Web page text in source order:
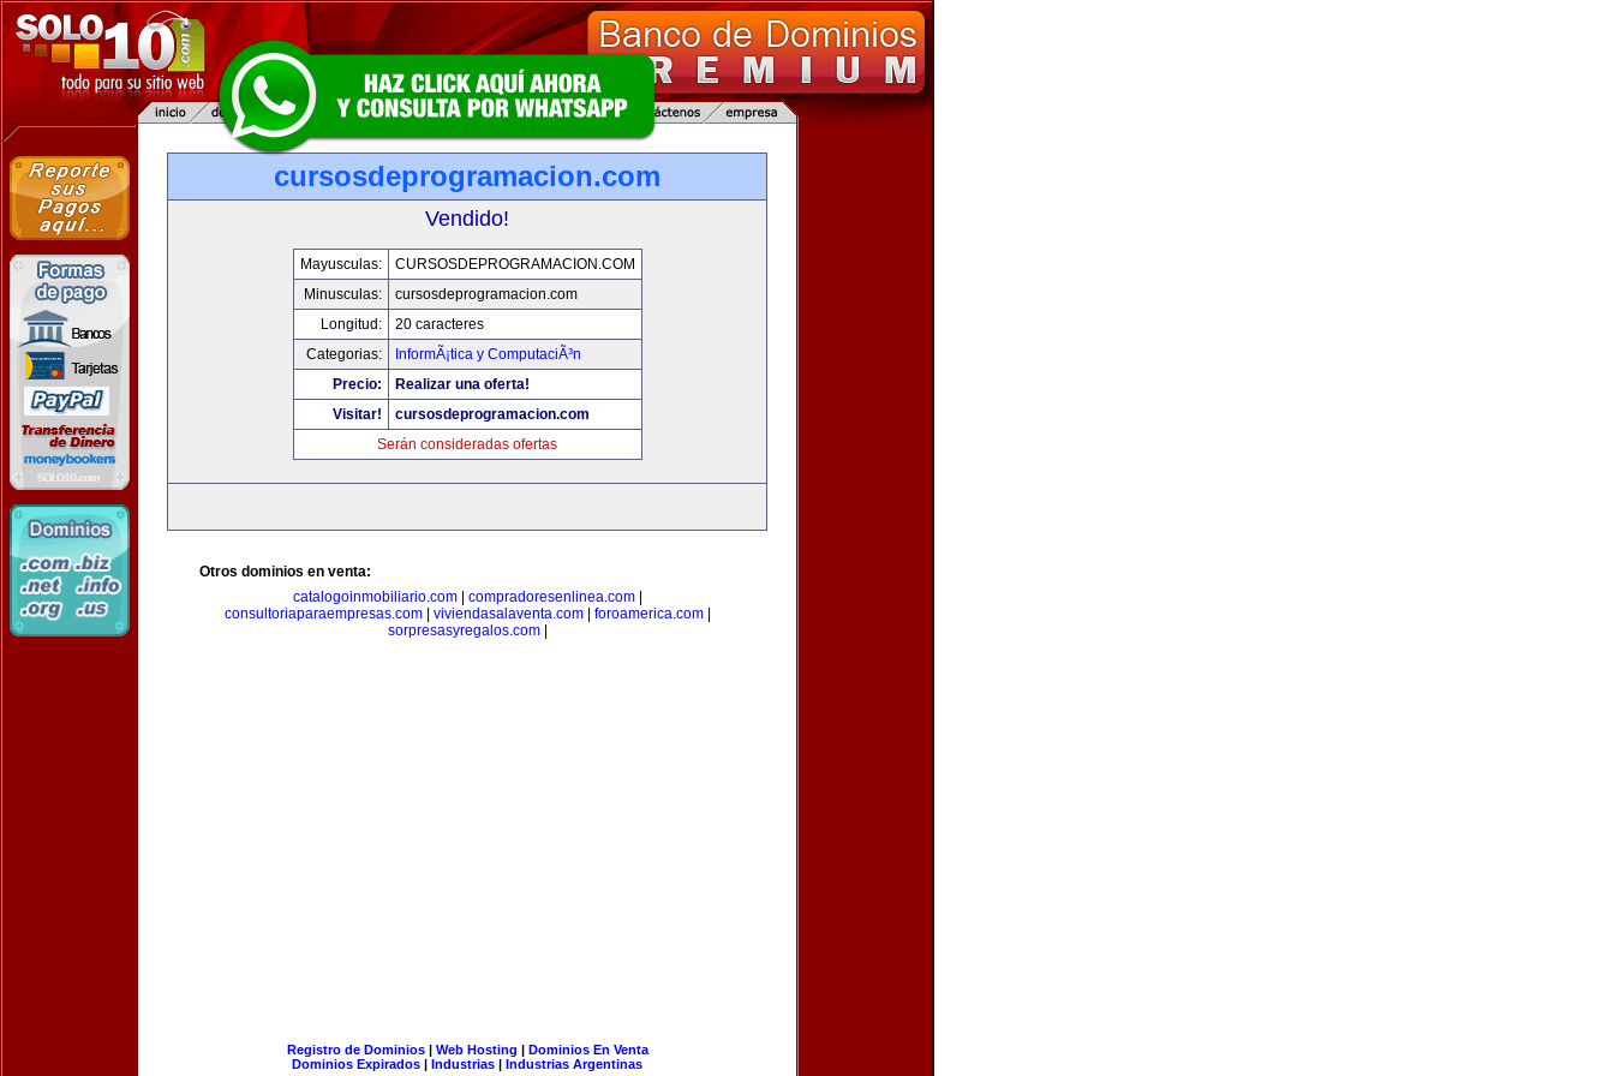
cursosdeprogramacion.com
Vendido!
Mayusculas:
CURSOSDEPROGRAMACION.COM
Minusculas:
cursosdeprogramacion.com
Longitud:
20 caracteres
Categorias:
InformÃ¡tica y ComputaciÃ³n
Precio:
Realizar una oferta!
Visitar!
cursosdeprogramacion.com
Serán consideradas ofertas
Otros dominios en venta:
catalogoinmobiliario.com| compradoresenlinea.com|
consultoriaparaempresas.com| viviendasalaventa.com| foroamerica.com|
sorpresasyregalos.com|
Registro de Dominios| Web Hosting | Dominios En Venta
Dominios Expirados | Industrias | Industrias Argentinas